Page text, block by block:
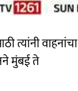
त्यांनी वाहनांचा
मुंबई ते